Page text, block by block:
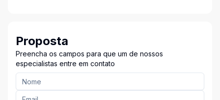
Proposta
Preencha os campos para que um de nossos
especialistas entre em contato